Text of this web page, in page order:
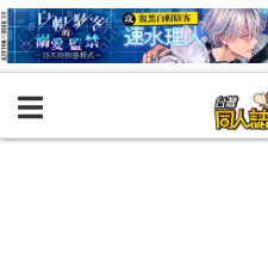
BOOKY書集倉庫